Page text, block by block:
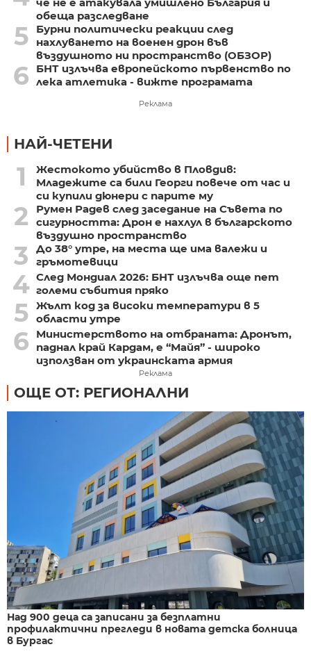
обеща разследване
5
Бурни политически реакции след
нахлуването на военен дрон във
въздушното ни пространство (ОБЗОР)
6
БНТ излъчва европейското първенство по
лека атлетика - вижте програмата
Реклама
НАЙ-ЧЕТЕНИ
1
Жестокото убийство в Пловдив:
Младежите са били Георги повече от час и
си купили дюнери с парите му
2
Румен Радев след заседание на Съвета по
сигурността: Дрон е нахлул в българското
въздушно пространство
3
До 38° утре, на места ще има валежи и
гръмотевици
4 След Мондиал 2026: БНТ излъчва още пет
големи събития пряко
5 Жълт код за високи температури в 5
области утре
6
Министерството на отбраната: Дронът,
паднал край Кардам, е “Майя” - широко
използван от украинската армия
Реклама
ОЩЕ ОТ: РЕГИОНАЛНИ
Над 900 деца са записани за безплатни
профилактични прегледи в новата детска болница
в Бургас